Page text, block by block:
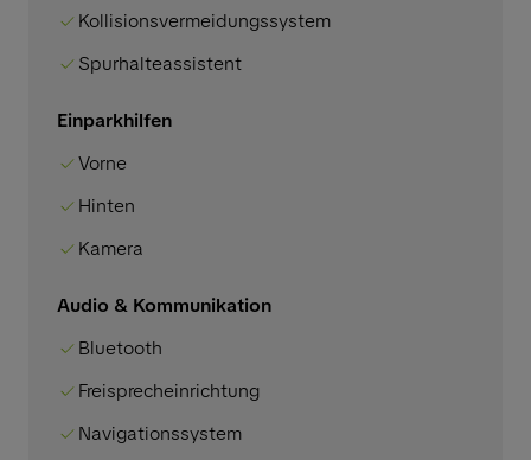
Kollisionsvermeidungssystem
Spurhalteassistent
Einparkhilfen
Vorne
Hinten
Kamera
Audio & Kommunikation
Bluetooth
Freisprecheinrichtung
Navigationssystem